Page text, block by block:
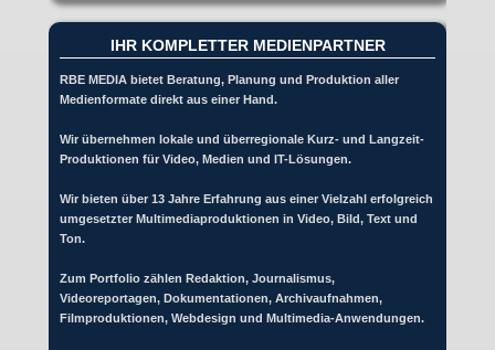
IHR KOMPLETTER MEDIENPARTNER
RBE MEDIA bietet Beratung, Planung und Produktion aller
Medienformate direkt aus einer Hand.
Wir übernehmen lokale und überregionale Kurz- und Langzeit-
Produktionen für Video, Medien und IT-Lösungen.
Wir bieten über 13 Jahre Erfahrung aus einer Vielzahl erfolgreich
umgesetzter Multimediaproduktionen in Video, Bild, Text und
Ton.
Zum Portfolio zählen Redaktion, Journalismus,
Videoreportagen, Dokumentationen, Archivaufnahmen,
Filmproduktionen, Webdesign und Multimedia-Anwendungen.